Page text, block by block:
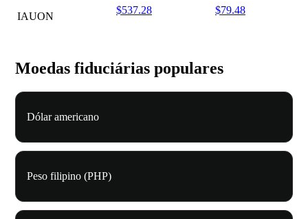
IAUON
$537.28 $79.48
Moedas fiduciárias populares
Dólar americano
Peso filipino (PHP)